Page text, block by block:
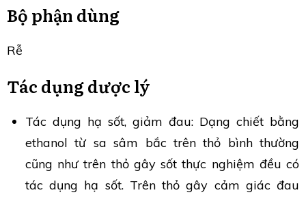
Bộ phận dùng
Rễ
Tác dụng dược lý
Tác dụng hạ sốt, giảm đau: Dạng chiết bằng
ethanol từ sa sâm bắc trên thỏ bình thường
cũng như trên thỏ gây sốt thực nghiệm đều có
tác dụng hạ sốt. Trên thỏ gây cảm giác đau